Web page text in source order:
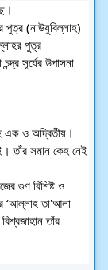
পুত্র (নাউযুবিল্লাহ)
পুত্র
সূর্যের উপাসনা
এক ও অদ্বিতীয়।
তাঁর সমান কেহ নেই
গুণ বিশিষ্ট ও
‘আল্লাহ তা'আলা
তাঁর